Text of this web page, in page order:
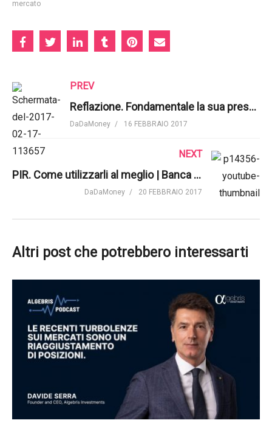
mercato
PREV
Reflazione. Fondamentale la sua presenza | BlackRock
DaDaMoney 16 FEBBRAIO 2017
NEXT
PIR. Come utilizzarli al meglio | Banca Mediolanum
DaDaMoney 20 FEBBRAIO 2017
Altri post che potrebbero interessarti